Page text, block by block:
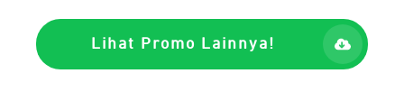
Lihat Promo Lainnya!